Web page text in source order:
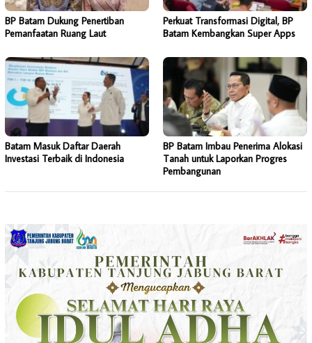
BP Batam Dukung Penertiban
Pemanfaatan Ruang Laut
Perkuat Transformasi Digital, BP
Batam Kembangkan Super Apps
Batam Masuk Daftar Daerah
Investasi Terbaik di Indonesia
BP Batam Imbau Penerima Alokasi
Tanah untuk Laporkan Progres
Pembangunan